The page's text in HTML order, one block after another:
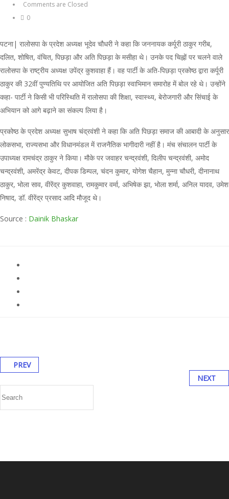
Comments are Closed
0
पटना| रालोसपा के प्रदेश अध्यक्ष भूदेव चौधरी ने कहा कि जननायक कर्पूरी ठाकुर गरीब,
दलित, शोषित, वंचित, पिछड़ा और अति पिछड़ा के मसीहा थे। उनके पद चिह्नाें पर चलने वाले
रालोसपा के राष्ट्रीय अध्यक्ष उपेंद्र कुशवाहा हैं। वह पार्टी के अति-पिछड़ा प्रकोष्ठ द्वारा कर्पूरी
ठाकुर की 32वीं पुण्यतिथि पर आयोजित अति पिछड़ा स्वाभिमान समारोह में बोल रहे थे। उन्होंने
कहा- पार्टी ने किसी भी परिस्थिति में रालोसपा की शिक्षा, स्वास्थ्य, बेरोजगारी और सिंचाई के
अभियान को आगे बढ़ाने का संकल्प लिया है।
प्रकोष्ठ के प्रदेश अध्यक्ष सुभाष चंद्रवंशी ने कहा कि अति पिछड़ा समाज की आबादी के अनुसार
लोकसभा, राज्यसभा और विधानमंडल में राजनैतिक भागीदारी नहीं है। मंच संचालन पार्टी के
उपाध्यक्ष रामचंद्र ठाकुर ने किया। मौके पर जवाहर चन्द्रवंशी, दिलीप चन्द्रवंशी, अमोद
चन्द्रवंशी, अमरेंद्र केवट, दीपक डिम्पल, चंदन कुमार, योगेश चैहान, मुन्ना चौधरी, दीनानाथ
ठाकुर, भोला साव, वीरेंद्र कुशवाहा, रामकुमार वर्मा, अभिषेक झा, भोला शर्मा, अनिल यादव, उमेश
निषाद, डॉ. वीरेंद्र प्रसाद आदि मौजूद थे।
Source : Dainik Bhaskar
PREV
NEXT